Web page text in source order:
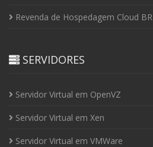
Revenda de Hospedagem Cloud BR
SERVIDORES
Servidor Virtual em OpenVZ
Servidor Virtual em Xen
Servidor Virtual em VMWare